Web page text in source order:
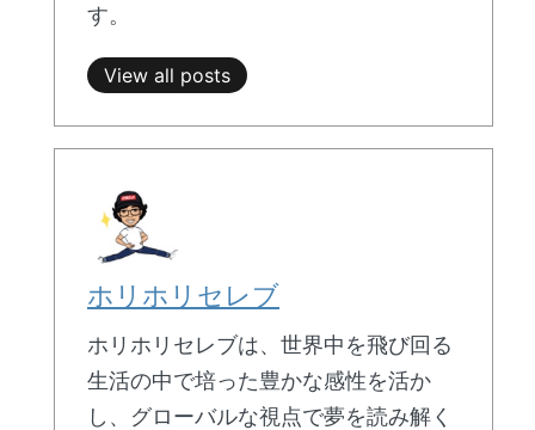
す。
View all posts
ホリホリセレブ
ホリホリセレブは、世界中を飛び回る
生活の中で培った豊かな感性を活か
し、グローバルな視点で夢を読み解く